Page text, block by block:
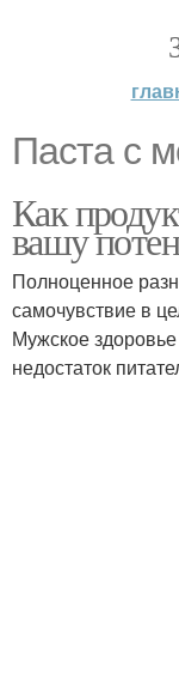
Паста с
Как
вашу
Полноценное
самочувствие в
Мужское здоровье
недостаток